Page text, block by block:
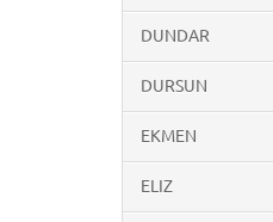
DUNDAR
DURSUN
EKMEN
ELIZ